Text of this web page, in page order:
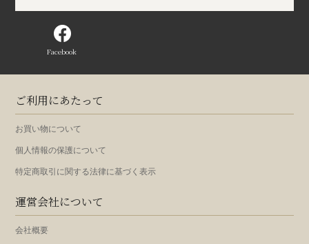
Facebook
ご利用にあたって
お買い物について
個人情報の保護について
特定商取引に関する法律に基づく表示
運営会社について
会社概要